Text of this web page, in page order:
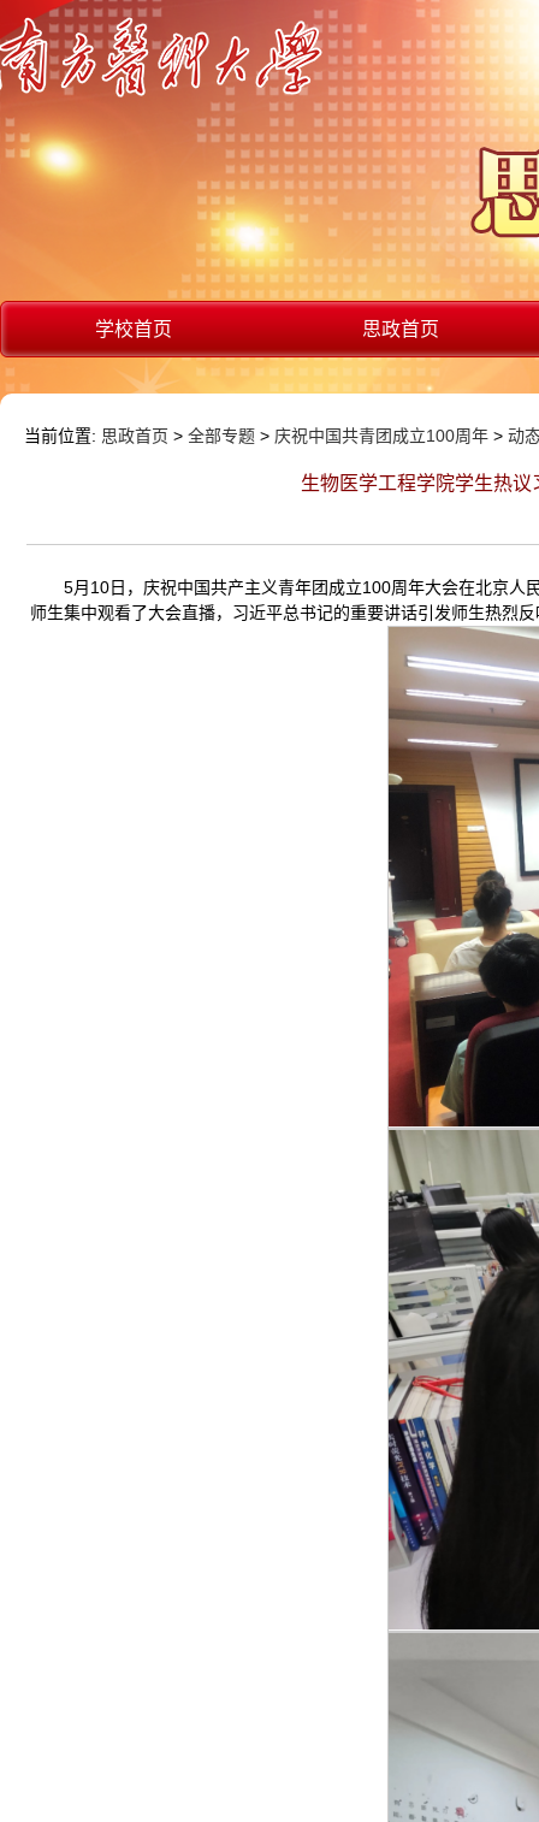
学校首页 思政首页
当前位置: 思政首页 > 全部专题 > 庆祝中国共青团成立100周年 > 动
生物医学工程学院学生热
5月10日，庆祝中国共产主义青年团成立100周年大会在北京人
师生集中观看了大会直播，习近平总书记的重要讲话引发师生热烈反